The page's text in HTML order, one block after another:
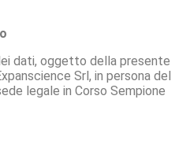
dati, oggetto della presente
Srl, in persona del
legale in Corso Sempione